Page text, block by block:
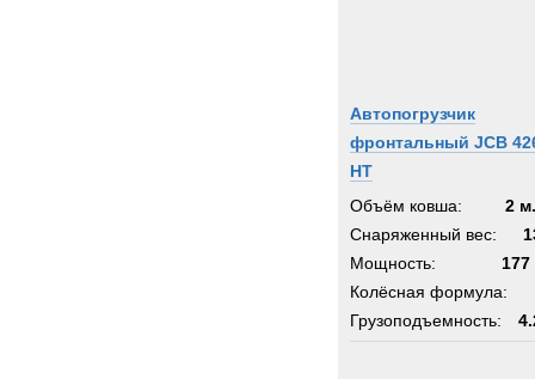
Автопогрузчик
фронтальный JCB
HT
Объём ковша:
2
Снаряженный вес:
Мощность:
177
Колёсная формула:
Грузоподъемность: